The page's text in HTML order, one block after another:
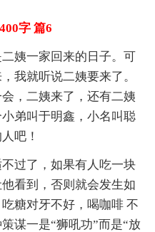
字 篇6
姨一家回来的日子。可
我就听说二姨要来了。
，二姨来了，还有二姨
弟叫于明鑫，小名叫聪
吧！
过了，如果有人吃一块
看到，否则就会发生如
糖对牙不好，喝咖啡 不
谋一是“狮吼功”而是“放